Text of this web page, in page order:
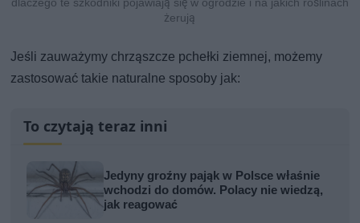
żerują
Jeśli zauważymy chrząszcze pchełki ziemnej, możemy
zastosować takie naturalne sposoby jak:
To czytają teraz inni
Jedyny groźny pająk w Polsce właśnie
wchodzi do domów. Polacy nie wiedzą,
jak reagować